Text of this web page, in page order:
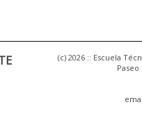
(c) 2026 :: Escuela